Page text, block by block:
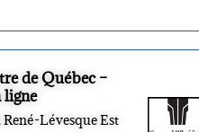
de Québec –
ligne
Lévesque Est